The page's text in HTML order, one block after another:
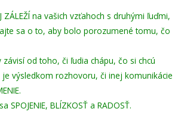
ZÁLEŽÍ na vašich vzťahoch s druhými ľuďmi,
sa o to, aby bolo porozumené tomu, čo
od toho, či ľudia chápu, čo si chcú
výsledkom rozhovoru, či inej komunikácie
BLÍZKOSŤ a RADOSŤ.